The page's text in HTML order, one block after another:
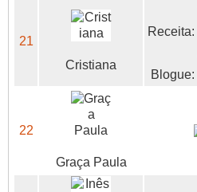
21
Cristiana
Receita:
Blogue:
22
Graça Paula